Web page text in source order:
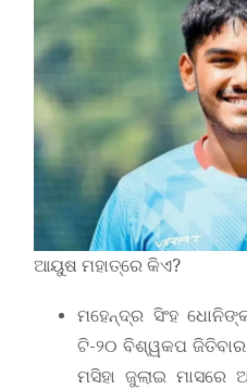
ଆୟୁଷ ମହାତ୍ରେ କିଏ?
ମହେନ୍ଦ୍ର ସିଂହ
ଟି-୨୦ ବିଶ୍ୱକପ ଜିତିବାର
ମସିହା ଜୁଲାଇ